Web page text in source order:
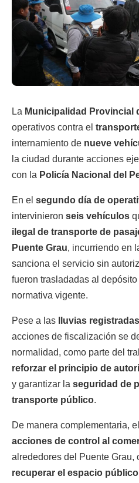
La Municipalidad Provincial
operativos contra el
internamiento de nueve
la ciudad durante acciones
con la Policía Nacional del
En el segundo día de
intervinieron seis vehículos
ilegal de transporte de
Puente Grau, incurriendo en
sanciona el servicio sin
fueron trasladadas al
normativa vigente.
Pese a las lluvias
acciones de fiscalización se
normalidad, como parte del
reforzar el principio de
y garantizar la seguridad de
transporte público.
De manera complementaria,
acciones de control al
alrededores del Puente Grau,
recuperar el espacio público